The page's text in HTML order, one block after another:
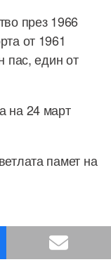
през 1966
от 1961
пас, един от
на 24 март
памет на